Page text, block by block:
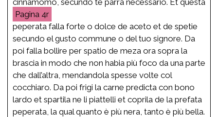
4r
peperata falla forte o dolce de aceto et de spetie
secundo el gusto commune o del tuo signore. Da
poi falla bollire per spatio de meza ora sopra la
brascia in modo che non habia più foco da una parte
che dall’altra, mendandola spesse volte col
cocchiaro. Da poi frigi la carne predicta con bono
lardo et spartila ne li piattelli et coprila de la prefata
peperata, la qual quanto è più nera, tanto è più bella.